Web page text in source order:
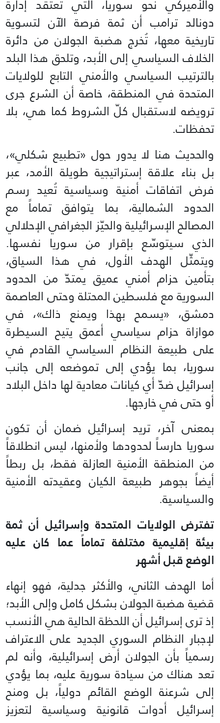
والأميركي نحو سوريا، التي تعتقد إدارة
دونالد ترامب أن ثمة فرصة الآن لتسوية
تاريخية معها، تُخرج هضبة الجولان من دائرة
الخلاف السياسي إلى الأبد، وتلحق هذا البلد
بالترتيب السياسي والأمني التابع للولايات
المتحدة في المنطقة، خاصة أن الشرع جرى
ترويضه لاستقبال كلّ الشروط كما هي، بلا
تحفظات.
والحديث هنا لا يدور حول «تطبيع شكلي»،
بل بناء علاقة إستراتيجية طويلة الأمد، عبر
فرض اتفاقات أمنية وسياسية تُعيد رسم
الحدود الشمالية، بما يتوافق تماماً مع
المصالح الإسرائيلية والحيّز الجغرافي الإحلالي
الذي سيتوسّع بإقرار من سوريا نفسها.
ويتمثّل الهدف الأول، في هذا السياق،
بتأمين حزام أمني عميق يمتدّ من الحدود
السورية مع فلسطين المحتلة وحتى العاصمة
دمشق، «يسمح بهذا ويمنع ذاك»، في
موازاة حزام سياسي أعمق يتيح السيطرة
على طبيعة النظام السياسي القادم في
سوريا، بما يؤدي إلى تموضعه إلى جانب
إسرائيل ضدّ أي كيانات معادية لها داخل البلاد
أو حتى في خارجها.
بمعنى آخر، تريد إسرائيل ضمان أن تكون
سوريا حارساً لحدودها ولأمنها، ليس انطلاقاً
من المنطقة الأمنية العازلة فقط، بل ربطاً
أيضاً بجوهر طبيعة الكيان وعقيدته الأمنية
والسياسية.
تفترض الولايات المتحدة وإسرائيل أن ثمة
بيئة إقليمية مختلفة تماماً عما كان عليه
الوضع قبل أشهر
أما الهدف الثاني، والأكثر جدلية، فهو إنهاء
قضية هضبة الجولان بشكل كامل وإلى الأبد؛
إذ ترى إسرائيل أن اللحظة الحالية هي الأنسب
لإجبار النظام السوري الجديد على الاعتراف
رسمياً بأن الجولان أرض إسرائيلية، وأنه لم
تعد هناك من سيادة سورية عليه، بما يؤدي
إلى شرعنة الوضع القائم دولياً، بل ومنح
إسرائيل أدوات قانونية وسياسية لتعزيز